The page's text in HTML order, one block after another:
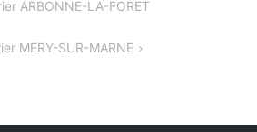
ARBONNE-LA-FORET
MERY-SUR-MARNE